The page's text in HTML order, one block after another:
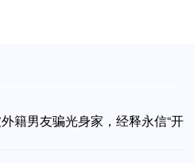
籍男友骗光身家，经释永信“开